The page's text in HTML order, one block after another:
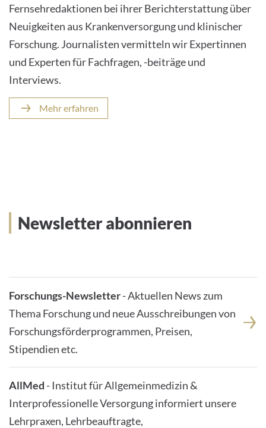
Fernsehredaktionen bei ihrer Berichterstattung über
Neuigkeiten aus Krankenversorgung und klinischer
Forschung. Journalisten vermitteln wir Expertinnen
und Experten für Fachfragen, -beiträge und
Interviews.
Mehr erfahren
Newsletter abonnieren
Forschungs-Newsletter- Aktuellen News zum
Thema Forschung und neue Ausschreibungen von
Forschungsförderprogrammen, Preisen,
Stipendien etc.
AllMed - Institut für Allgemeinmedizin &
Interprofessionelle Versorgung informiert unsere
Lehrpraxen, Lehrbeauftragte,